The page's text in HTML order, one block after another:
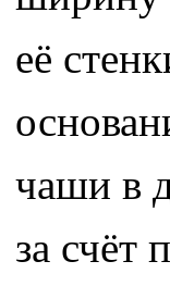
её
чаши в
за счёт